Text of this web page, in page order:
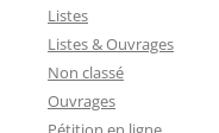
Listes
Listes & Ouvrages
Non classé
Ouvrages